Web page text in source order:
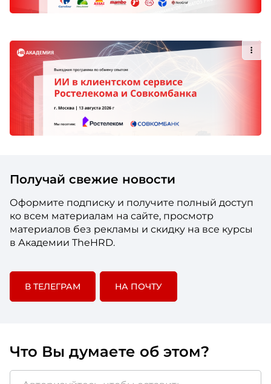
Получай свежие новости
Оформите подписку и получите полный доступ
ко всем материалам на сайте, просмотр
материалов без рекламы и скидку на все курсы
в Академии TheHRD.
В ТЕЛЕГРАМ НА ПОЧТУ
Что Вы думаете об этом?